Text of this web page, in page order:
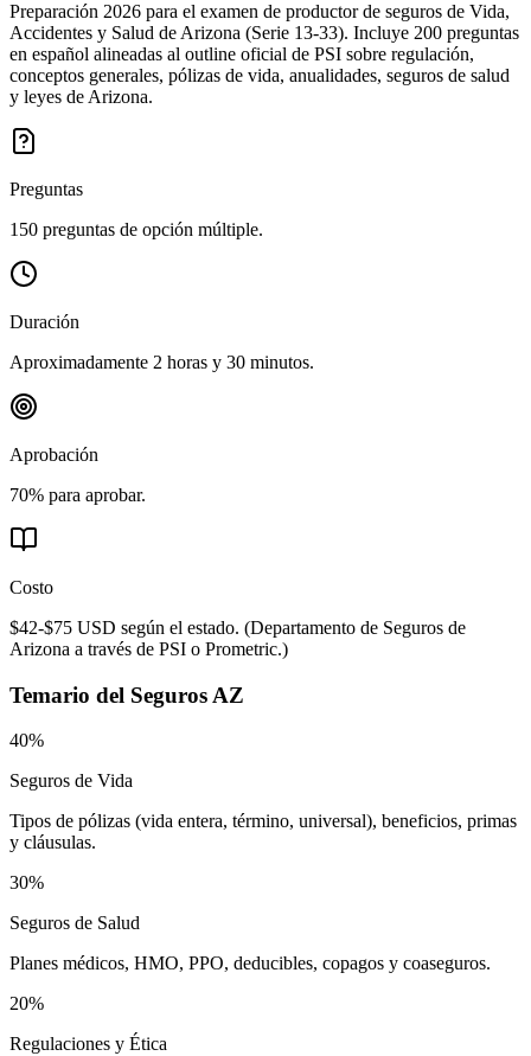
Preparación 2026 para el examen de productor de seguros de Vida,
Accidentes y Salud de Arizona (Serie 13-33). Incluye 200 preguntas
en español alineadas al outline oficial de PSI sobre regulación,
conceptos generales, pólizas de vida, anualidades, seguros de salud
y leyes de Arizona.
Preguntas
150 preguntas de opción múltiple.
Duración
Aproximadamente 2 horas y 30 minutos.
Aprobación
70% para aprobar.
Costo
$42-$75 USD según el estado. (Departamento de Seguros de
Arizona a través de PSI o Prometric.)
Temario del Seguros AZ
40%
Seguros de Vida
Tipos de pólizas (vida entera, término, universal), beneficios, primas
y cláusulas.
30%
Seguros de Salud
Planes médicos, HMO, PPO, deducibles, copagos y coaseguros.
20%
Regulaciones y Ética